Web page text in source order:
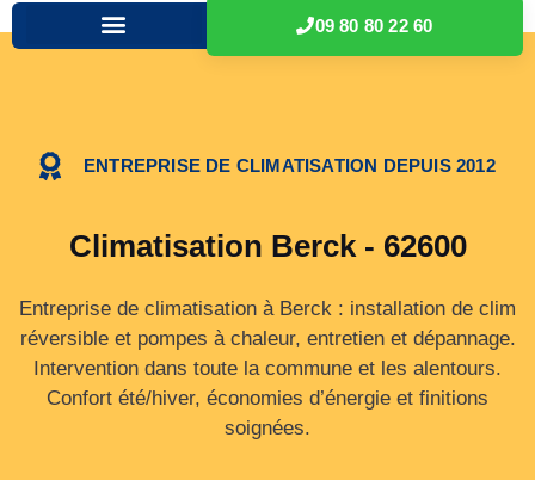
09 80 80 22 60
ENTREPRISE DE CLIMATISATION DEPUIS 2012
Climatisation Berck - 62600
Entreprise de climatisation à Berck : installation de clim
réversible et pompes à chaleur, entretien et dépannage.
Intervention dans toute la commune et les alentours.
Confort été/hiver, économies d’énergie et finitions
soignées.